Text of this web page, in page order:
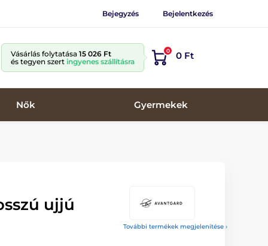
Bejegyzés Bejelentkezés
Vásárlás folytatása 15 026 Ft
és tegyen szert ingyenes szállításra
0 0 Ft
Nők Gyermekek
További termékek megjelenítése ›
ujjú